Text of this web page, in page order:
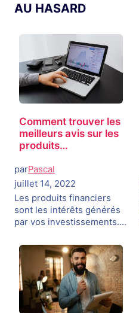
AU HASARD
Comment trouver les
meilleurs avis sur les
produits…
parPascal
juillet 14, 2022
Les produits financiers
sont les intérêts générés
par vos investissements.…